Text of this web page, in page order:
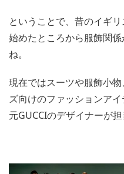
ということで、昔のイギ
始めたところから服飾関
ね。
現在ではスーツや服飾小
ズ向けのファッションア
元GUCCIのデザイナーが担